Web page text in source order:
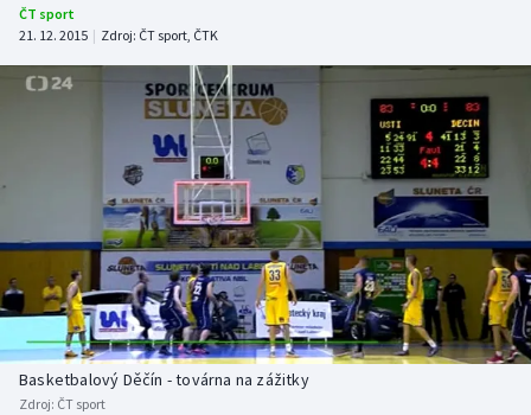
Atletika
Cyklistika
Americký fotbal
Baseball a softbal
Basketbal
Biatlon
NEPŘEHLÉDNĚTE
Soutěže
Historické návraty
Aplikace ČT sport
ČT sport
21. 12. 2015 | Zdroj: ČT sport, ČTK
Basketbalový Děčín - továrna na zážitky
Zdroj: ČT sport